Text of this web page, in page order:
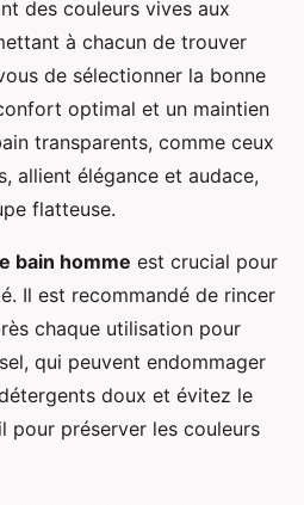
des couleurs vives aux
à chacun de trouver
de sélectionner la bonne
optimal et un maintien
transparents, comme ceux
allient élégance et audace,
flatteuse.
bain homme est crucial pour
Il est recommandé de rincer
chaque utilisation pour
qui peuvent endommager
doux et évitez le
pour préserver les couleurs